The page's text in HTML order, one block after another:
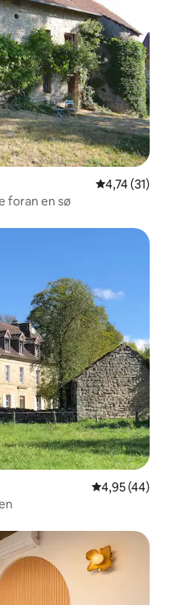
4,74 ud af 5
4,74 (31)
foran en sø
4,95 ud af 5 i
4,95 (44)